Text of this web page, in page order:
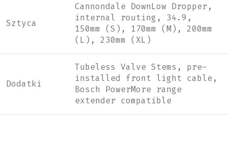
Sztyca
Cannondale DownLow Dropper,
internal routing, 34.9,
150mm (S), 170mm (M), 200mm
(L), 230mm (XL)
Dodatki
Tubeless Valve Stems, pre-
installed front light cable,
Bosch PowerMore range
extender compatible